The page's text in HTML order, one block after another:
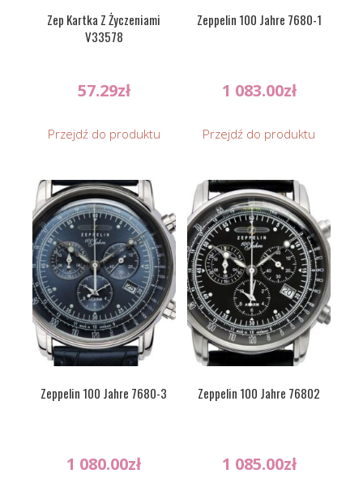
Zep Kartka Z Życzeniami
V33578
57.29zł
Przejdź do produktu
Zeppelin 100 Jahre 7680-1
1 083.00zł
Przejdź do produktu
Zeppelin 100 Jahre 7680-3
1 080.00zł
Zeppelin 100 Jahre 76802
1 085.00zł